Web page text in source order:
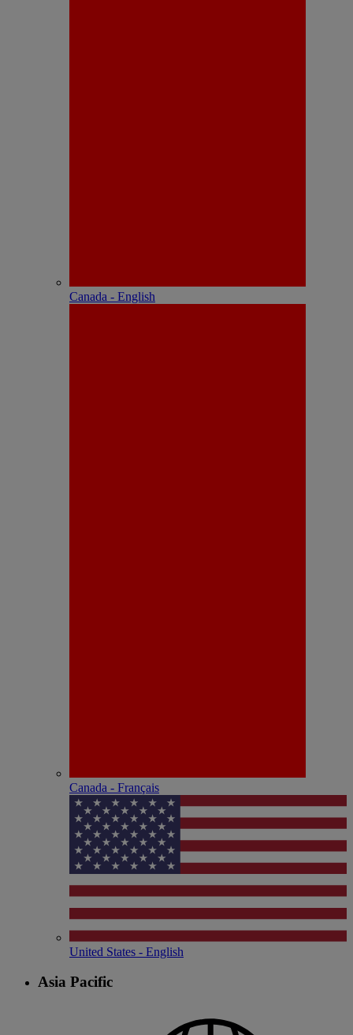
Canada - English
Canada - Français
United States - English
Asia Pacific